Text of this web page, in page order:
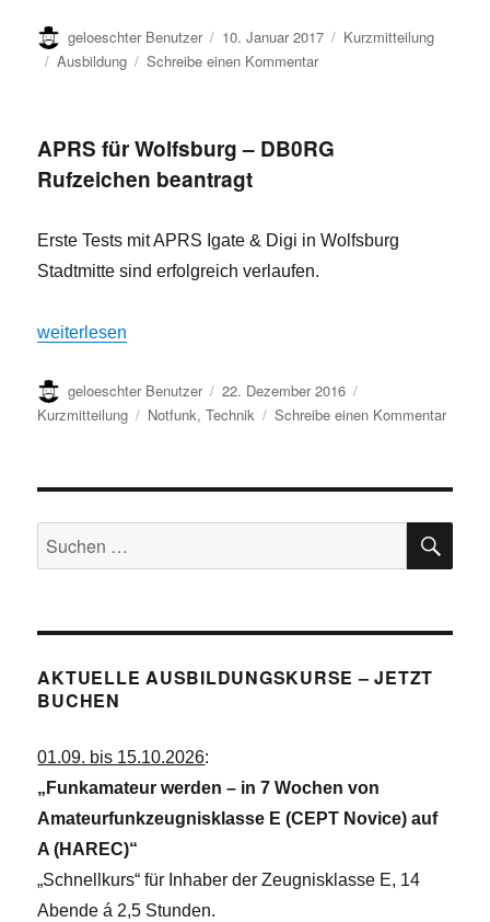
Autor
geloeschter Benutzer
Veröffentlicht
am
10. Januar 2017 Format
Kurzmitteilung
Kategorien
Ausbildung Schreibe einen Kommentarzu
in
APRS für Wolfsburg – DB0RG
Rufzeichen beantragt
Erste Tests mit APRS Igate & Digi in Wolfsburg
Stadtmitte sind erfolgreich verlaufen.
„APRS für Wolfsburg – DB0RG Rufzeichen beantragt“
weiterlesen
Autor
geloeschter Benutzer
Veröffentlicht
am
22. Dezember 2016
Kurzmitteilung
Kategorien
Notfunk,Technik Schreibe einen Kommentarzu
Suchen
nach:
AKTUELLE AUSBILDUNGSKURSE – JETZT
BUCHEN
01.09. bis 15.10.2026:
„Funkamateur werden – in 7 Wochen von
Amateurfunkzeugnisklasse E (CEPT Novice) auf
A (HAREC)“
„Schnellkurs“ für Inhaber der Zeugnisklasse E, 14
Abende á 2,5 Stunden.